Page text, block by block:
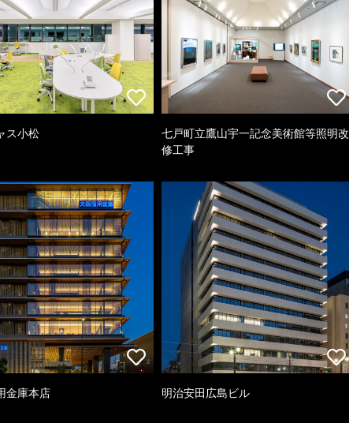
ス小松
七戸町立鷹山宇一記念美術館等照明改
修工事
金庫本店 明治安田広島ビル